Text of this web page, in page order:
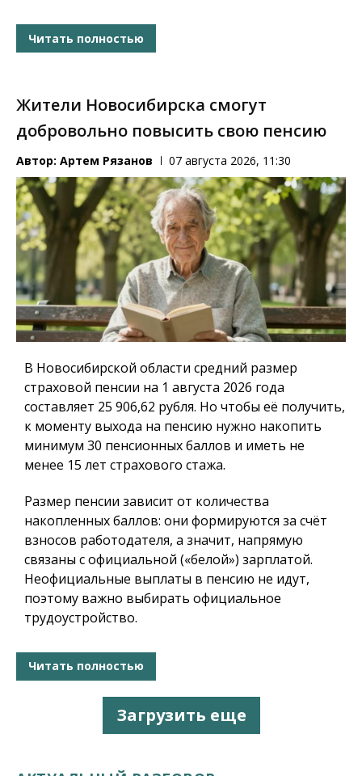
Читать полностью
Жители Новосибирска смогут
добровольно повысить свою пенсию
Автор: Артем Рязанов 07 августа 2026, 11:30
В Новосибирской области средний размер
страховой пенсии на 1 августа 2026 года
составляет 25 906,62 рубля. Но чтобы её получить,
к моменту выхода на пенсию нужно накопить
минимум 30 пенсионных баллов и иметь не
менее 15 лет страхового стажа.
Размер пенсии зависит от количества
накопленных баллов: они формируются за счёт
взносов работодателя, а значит, напрямую
связаны с официальной («белой») зарплатой.
Неофициальные выплаты в пенсию не идут,
поэтому важно выбирать официальное
трудоустройство.
Читать полностью
Загрузить еще